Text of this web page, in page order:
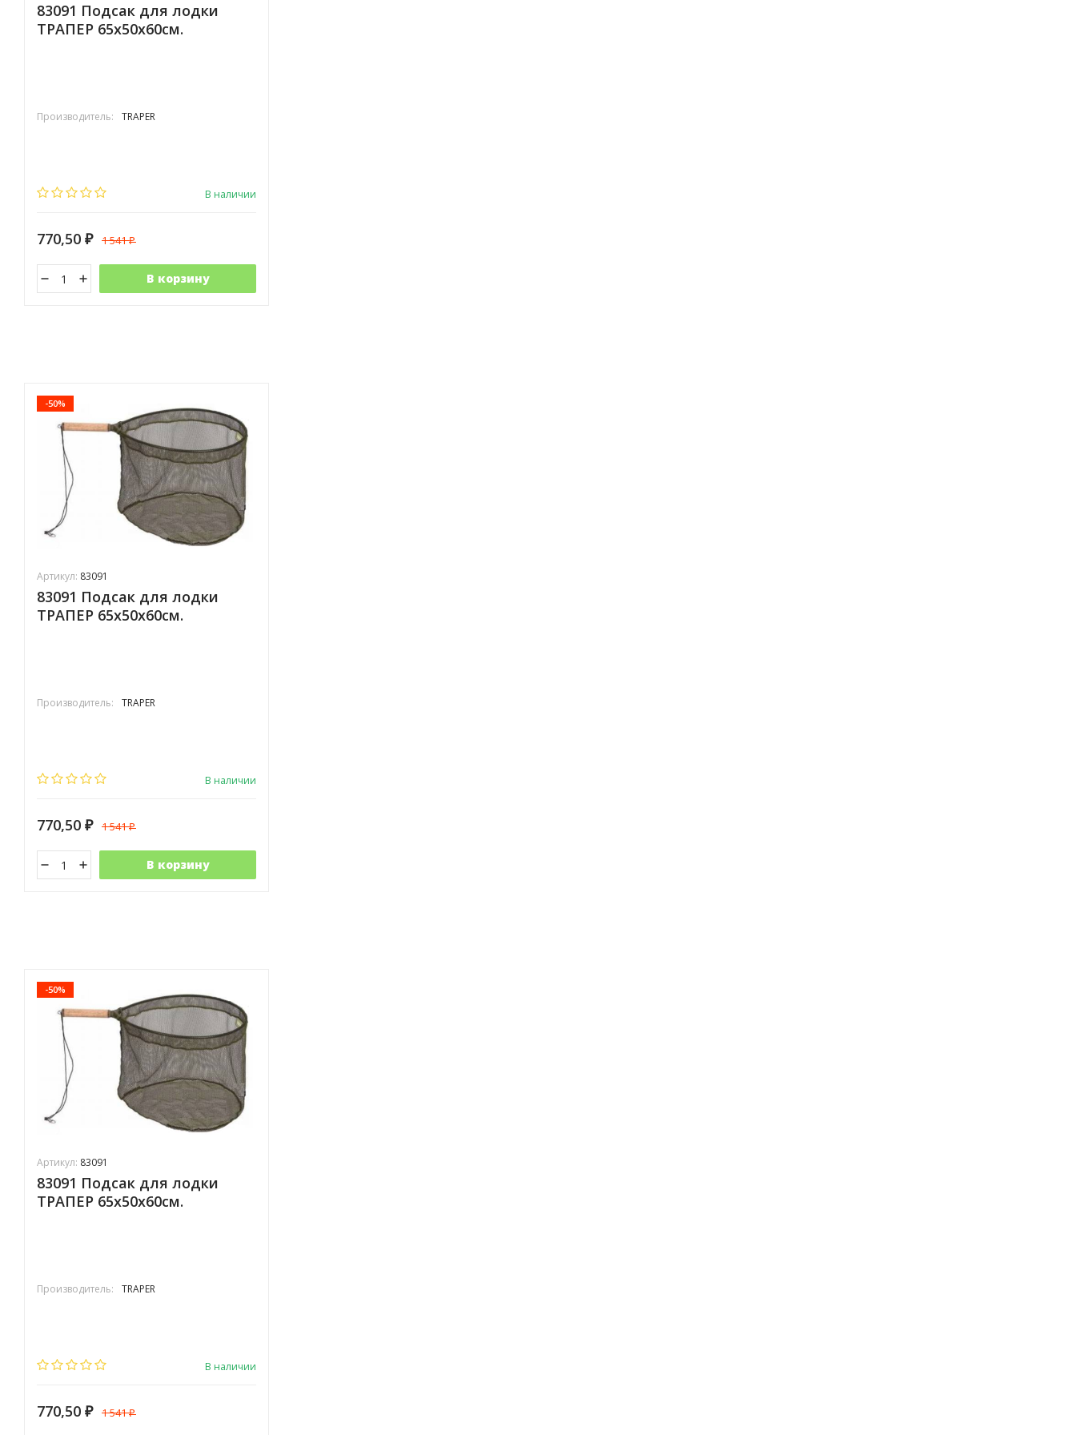
83091 Подсак для лодки
ТРАПЕР 65x50x60см.
Производитель: TRAPER
В наличии
770,50 ₽ 1 541₽
В корзину
-50%
Артикул: 83091
83091 Подсак для лодки
ТРАПЕР 65x50x60см.
Производитель: TRAPER
В наличии
770,50 ₽ 1 541₽
В корзину
-50%
Артикул: 83091
83091 Подсак для лодки
ТРАПЕР 65x50x60см.
Производитель: TRAPER
В наличии
770,50 ₽ 1 541₽